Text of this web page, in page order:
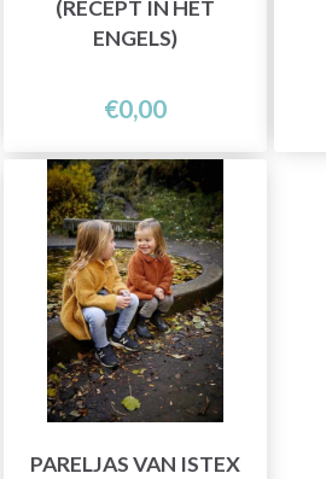
(RECEPT IN HET
ENGELS)
€0,00
PARELJAS VAN ISTEX